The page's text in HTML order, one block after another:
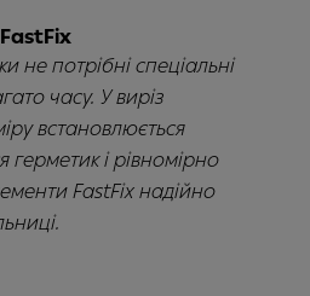
не потрібні спеціальні
часу. У виріз
встановлюється
герметик і рівномірно
FastFix надійно